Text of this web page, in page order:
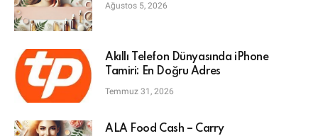
Ağustos 5, 2026
Akıllı Telefon Dünyasında iPhone
Tamiri: En Doğru Adres
Temmuz 31, 2026
ALA Food Cash – Carry